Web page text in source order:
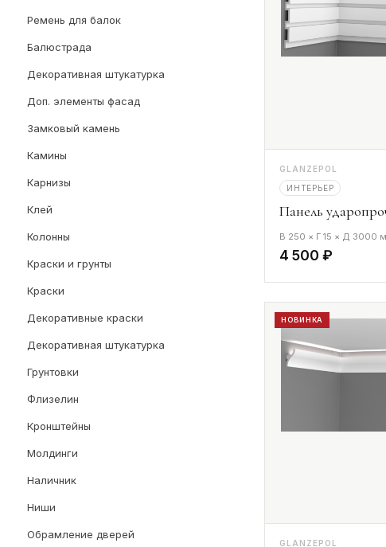
Ремень для балок
Балюстрада
Декоративная штукатурка
Доп. элементы фасад
Замковый камень
Камины
Карнизы
Клей
Колонны
Краски и грунты
Краски
Декоративные краски
Декоративная штукатурка
Грунтовки
Флизелин
Кронштейны
Молдинги
Наличник
Ниши
Обрамление дверей
GLANZEPOL
ИНТЕРЬЕР
Панель
В 250 × Г 15 × Д 3000
4 500 ₽
НОВИНКА
GLANZEPOL